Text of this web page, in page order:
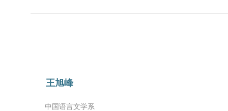
王旭峰
中国语言文学系